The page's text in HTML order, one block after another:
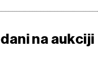
na aukciji